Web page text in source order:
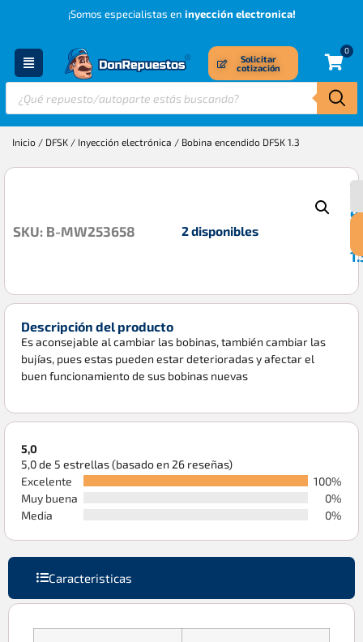
¡Somos especialistas en inyección electronica!
Solicitar
cotización
0
Inicio / DFSK / Inyección electrónica / Bobina encendido DFSK 1.3
SKU: B-MW253658 2 disponibles
Descripción del producto
Es aconsejable al cambiar las bobinas, también cambiar las
bujías, pues estas pueden estar deterioradas y afectar el
buen funcionamiento de sus bobinas nuevas
5,0
5,0 de 5 estrellas (basado en 26 reseñas)
Excelente
100%
Muy buena
0%
Media
0%
Caracteristicas